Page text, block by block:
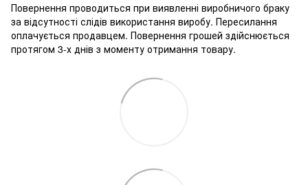
Повернення проводиться при виявленні виробничого браку
за відсутності слідів використання виробу. Пересилання
оплачується продавцем. Повернення грошей здійснюється
протягом 3-х днів з моменту отримання товару.